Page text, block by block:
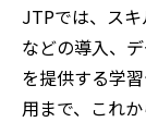
JTPでは、ス
などの導入、
を提供する学
用まで、これ